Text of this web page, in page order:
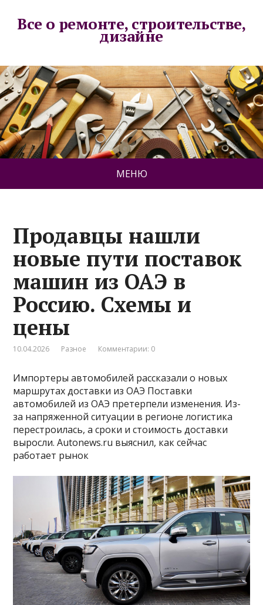
Все о ремонте, строительстве,
дизайне
МЕНЮ
Продавцы нашли
новые пути поставок
машин из ОАЭ в
Россию. Схемы и
цены
10.04.2026 Разное Комментарии: 0
Импортеры автомобилей рассказали о новых
маршрутах доставки из ОАЭ Поставки
автомобилей из ОАЭ претерпели изменения. Из-
за напряженной ситуации в регионе логистика
перестроилась, а сроки и стоимость доставки
выросли. Autonews.ru выяснил, как сейчас
работает рынок